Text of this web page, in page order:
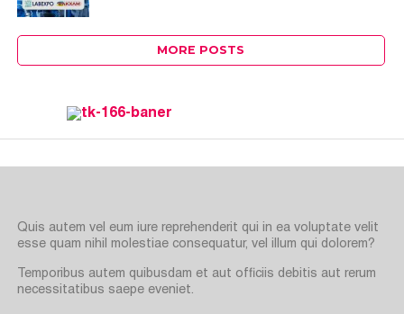
MORE POSTS
Quis autem vel eum iure reprehenderit qui in ea voluptate velit
esse quam nihil molestiae consequatur, vel illum qui dolorem?
Temporibus autem quibusdam et aut officiis debitis aut rerum
necessitatibus saepe eveniet.